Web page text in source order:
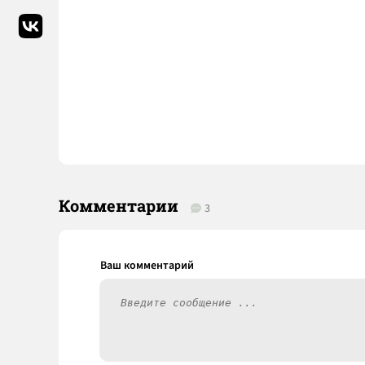
Комментарии 3